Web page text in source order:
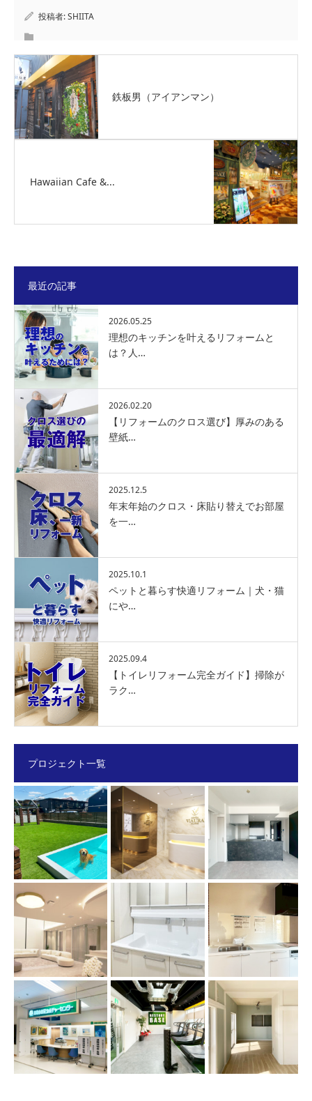
投稿者:SHIITA
鉄板男（アイアンマン）
Hawaiian Cafe &...
最近の記事
2026.05.25
理想のキッチンを叶えるリフォームと
は？人…
2026.02.20
【リフォームのクロス選び】厚みのある
壁紙…
2025.12.5
年末年始のクロス・床貼り替えでお部屋
を一…
2025.10.1
ペットと暮らす快適リフォーム｜犬・猫
にや…
2025.09.4
【トイレリフォーム完全ガイド】掃除が
ラク…
プロジェクト一覧